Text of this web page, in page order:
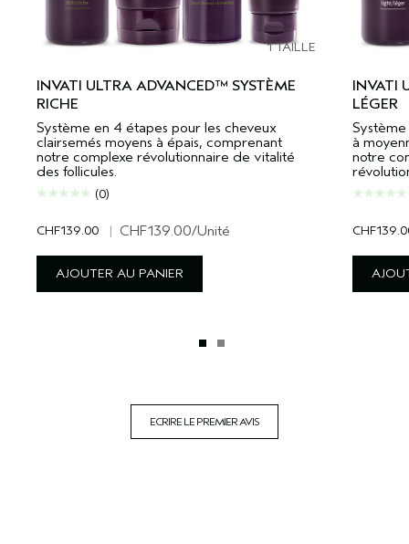
1 TAILLE
INVATI ULTRA ADVANCED™ SYSTÈME
RICHE
Système en 4 étapes pour les cheveux
clairsemés moyens à épais, comprenant
notre complexe révolutionnaire de vitalité
des follicules.
(0)
CHF139.00 | CHF139.00/Unité
AJOUTER AU PANIER
INVATI
LÉGER
à
notre
ECRIRE LE PREMIER AVIS